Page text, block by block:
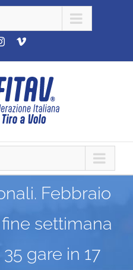
InstagramVimeo
Febbraio
settimana
gare in 17